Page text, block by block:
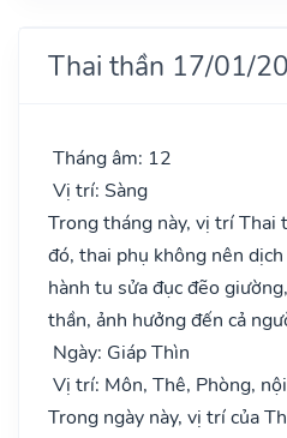
Thai thần 17/01/
Tháng âm: 12
Vị trí: Sàng
Trong tháng này, vị trí Thai
đó, thai phụ không nên
hành tu sửa đục đẽo
thần, ảnh hưởng đến cả
Ngày: Giáp Thìn
Vị trí: Môn, Thê, Phòng,
Trong ngày này, vị trí của